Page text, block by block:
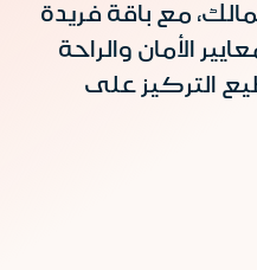
مع باقة فريدة
الأمان والراحة
التركيز على